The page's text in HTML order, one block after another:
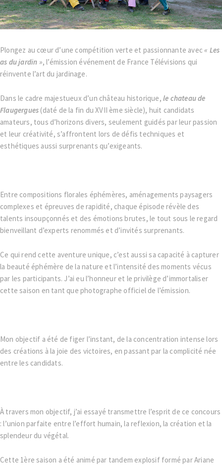
Plongez au cœur d’une compétition verte et passionnante avec« Les
as du jardin », l’émission événement de France Télévisions qui
réinvente l’art du jardinage.
Dans le cadre majestueux d’un château historique, le chateau de
Flaugergues (daté de la fin du XVII ème siècle), huit candidats
amateurs, tous d’horizons divers, seulement guidés par leur passion
et leur créativité, s’affrontent lors de défis techniques et
esthétiques aussi surprenants qu’exigeants.
Entre compositions florales éphémères, aménagements paysagers
complexes et épreuves de rapidité, chaque épisode révèle des
talents insoupçonnés et des émotions brutes, le tout sous le regard
bienveillant d’experts renommés et d’invités surprenants.
Ce qui rend cette aventure unique, c’est aussi sa capacité à capturer
la beauté éphémère de la nature et l’intensité des moments vécus
par les participants. J’ai eu l’honneur et le privilège d’immortaliser
cette saison en tant que photographe officiel de l’émission.
Mon objectif a été de figer l’instant, de la concentration intense lors
des créations à la joie des victoires, en passant par la complicité née
entre les candidats.
À travers mon objectif, j’ai essayé transmettre l’esprit de ce concours
: l’union parfaite entre l’effort humain, la reflexion, la création et la
splendeur du végétal.
Cette 1ère saison a été animé par tandem explosif formé par Ariane